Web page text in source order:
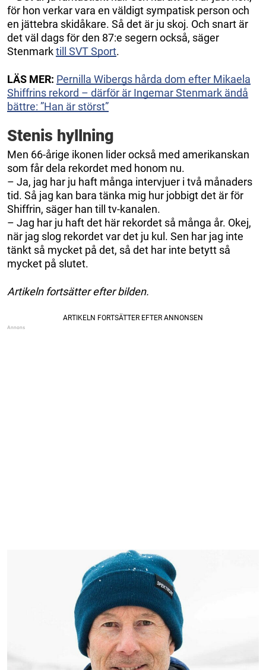
för hon verkar vara en väldigt sympatisk person och
en jättebra skidåkare. Så det är ju skoj. Och snart är
det väl dags för den 87:e segern också, säger
Stenmarktill SVT Sport.
LÄS MER: Pernilla Wibergs hårda dom efter Mikaela
Shiffrins rekord – därför är Ingemar Stenmark ändå
bättre: ”Han är störst”
Stenis hyllning
Men 66-årige ikonen lider också med amerikanskan
som får dela rekordet med honom nu.
– Ja, jag har ju haft många intervjuer i två månaders
tid. Så jag kan bara tänka mig hur jobbigt det är för
Shiffrin, säger han till tv-kanalen.
– Jag har ju haft det här rekordet så många år. Okej,
när jag slog rekordet var det ju kul. Sen har jag inte
tänkt så mycket på det, så det har inte betytt så
mycket på slutet.
Artikeln fortsätter efter bilden.